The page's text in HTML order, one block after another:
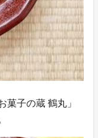
菓子の蔵 鶴丸」